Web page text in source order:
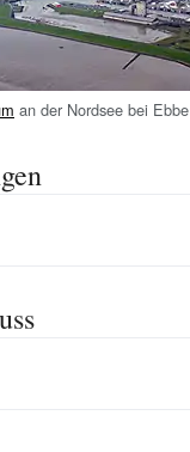
an der Nordsee bei Ebbe